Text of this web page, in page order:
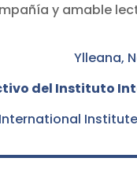
y amable
Ylleana,
del Instituto
Institute